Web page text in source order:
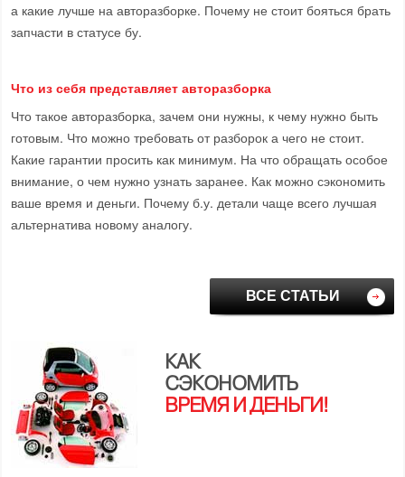
а какие лучше на авторазборке. Почему не стоит бояться брать
запчасти в статусе бу.
Что из себя представляет авторазборка
Что такое авторазборка, зачем они нужны, к чему нужно быть
готовым. Что можно требовать от разборок а чего не стоит.
Какие гарантии просить как минимум. На что обращать особое
внимание, о чем нужно узнать заранее. Как можно сэкономить
ваше время и деньги. Почему б.у. детали чаще всего лучшая
альтернатива новому аналогу.
ВСЕ СТАТЬИ
КАК
СЭКОНОМИТЬ
ВРЕМЯ И ДЕНЬГИ!